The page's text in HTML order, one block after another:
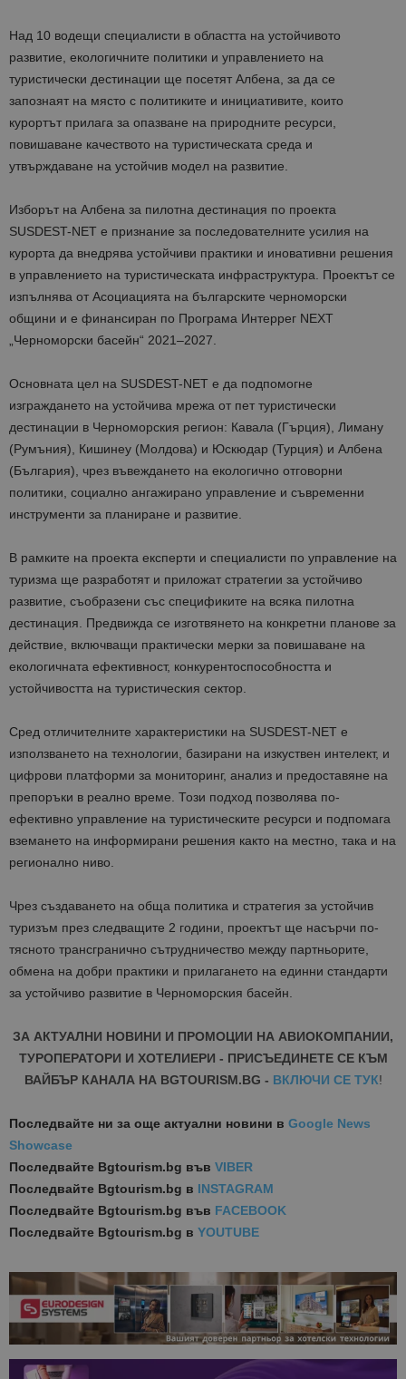
Над 10 водещи специалисти в областта на устойчивото
развитие, екологичните политики и управлението на
туристически дестинации ще посетят Албена, за да се
запознаят на място с политиките и инициативите, които
курортът прилага за опазване на природните ресурси,
повишаване качеството на туристическата среда и
утвърждаване на устойчив модел на развитие.
Изборът на Албена за пилотна дестинация по проекта
SUSDEST-NET е признание за последователните усилия на
курорта да внедрява устойчиви практики и иновативни решения
в управлението на туристическата инфраструктура. Проектът се
изпълнява от Асоциацията на българските черноморски
общини и е финансиран по Програма Интеррег NEXT
„Черноморски басейн“ 2021–2027.
Основната цел на SUSDEST-NET е да подпомогне
изграждането на устойчива мрежа от пет туристически
дестинации в Черноморския регион: Кавала (Гърция), Лиману
(Румъния), Кишинеу (Молдова) и Юскюдар (Турция) и Албена
(България), чрез въвеждането на екологично отговорни
политики, социално ангажирано управление и съвременни
инструменти за планиране и развитие.
В рамките на проекта експерти и специалисти по управление на
туризма ще разработят и приложат стратегии за устойчиво
развитие, съобразени със спецификите на всяка пилотна
дестинация. Предвижда се изготвянето на конкретни планове за
действие, включващи практически мерки за повишаване на
екологичната ефективност, конкурентоспособността и
устойчивостта на туристическия сектор.
Сред отличителните характеристики на SUSDEST-NET е
използването на технологии, базирани на изкуствен интелект, и
цифрови платформи за мониторинг, анализ и предоставяне на
препоръки в реално време. Този подход позволява по-
ефективно управление на туристическите ресурси и подпомага
вземането на информирани решения както на местно, така и на
регионално ниво.
Чрез създаването на обща политика и стратегия за устойчив
туризъм през следващите 2 години, проектът ще насърчи по-
тясното трансгранично сътрудничество между партньорите,
обмена на добри практики и прилагането на единни стандарти
за устойчиво развитие в Черноморския басейн.
ЗА АКТУАЛНИ НОВИНИ И ПРОМОЦИИ НА АВИОКОМПАНИИ,
ТУРОПЕРАТОРИ И ХОТЕЛИЕРИ - ПРИСЪЕДИНЕТЕ СЕ КЪМ
ВАЙБЪР КАНАЛА НА BGTOURISM.BG - ВКЛЮЧИ СЕ ТУК!
Последвайте ни за още актуални новини в Google News
Showcase
Последвайте Bgtourism.bg във VIBER
Последвайте Bgtourism.bg в INSTAGRAM
Последвайте Bgtourism.bg във FACEBOOK
Последвайте Bgtourism.bg в YOUTUBE